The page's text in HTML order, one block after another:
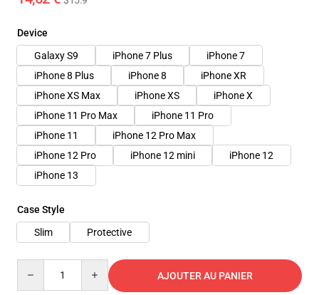
Device
Galaxy S9
iPhone 7 Plus
iPhone 7
iPhone 8 Plus
iPhone 8
iPhone XR
iPhone XS Max
iPhone XS
iPhone X
iPhone 11 Pro Max
iPhone 11 Pro
iPhone 11
iPhone 12 Pro Max
iPhone 12 Pro
iPhone 12 mini
iPhone 12
iPhone 13
Case Style
Slim
Protective
AJOUTER AU PANIER